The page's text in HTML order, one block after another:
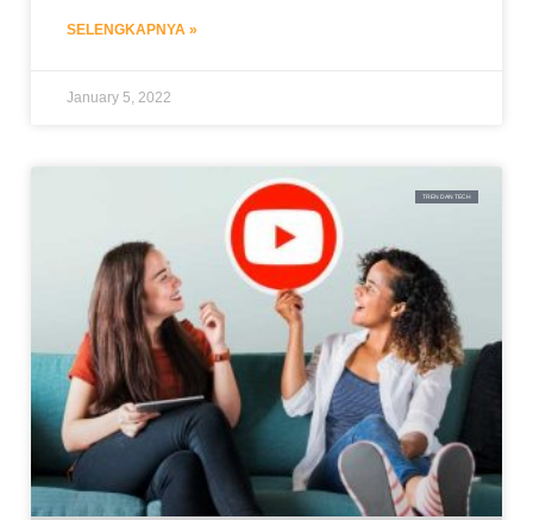
SELENGKAPNYA »
January 5, 2022
TREN DAN TECH